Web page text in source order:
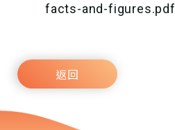
facts-and-figures.pdf
返回